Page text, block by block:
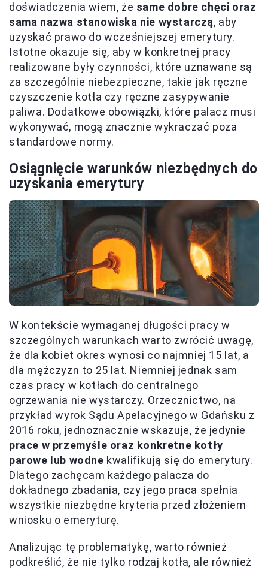
doświadczenia wiem, że same dobre chęci oraz
sama nazwa stanowiska nie wystarczą, aby
uzyskać prawo do wcześniejszej emerytury.
Istotne okazuje się, aby w konkretnej pracy
realizowane były czynności, które uznawane są
za szczególnie niebezpieczne, takie jak ręczne
czyszczenie kotła czy ręczne zasypywanie
paliwa. Dodatkowe obowiązki, które palacz musi
wykonywać, mogą znacznie wykraczać poza
standardowe normy.
Osiągnięcie warunków niezbędnych do
uzyskania emerytury
W kontekście wymaganej długości pracy w
szczególnych warunkach warto zwrócić uwagę,
że dla kobiet okres wynosi co najmniej 15 lat, a
dla mężczyzn to 25 lat. Niemniej jednak sam
czas pracy w kotłach do centralnego
ogrzewania nie wystarczy. Orzecznictwo, na
przykład wyrok Sądu Apelacyjnego w Gdańsku z
2016 roku, jednoznacznie wskazuje, że jedynie
prace w przemyśle oraz konkretne kotły
parowe lub wodne kwalifikują się do emerytury.
Dlatego zachęcam każdego palacza do
dokładnego zbadania, czy jego praca spełnia
wszystkie niezbędne kryteria przed złożeniem
wniosku o emeryturę.
Analizując tę problematykę, warto również
podkreślić, że nie tylko rodzaj kotła, ale również